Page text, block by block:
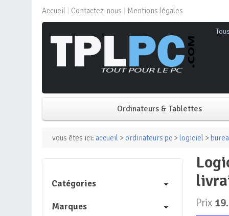
Accueil Contactez-nous Mentions légales
Ordinateurs & Tablettes
PC de bureau
Mini PC
PC Tout-en-un
vous êtes ici: accueil > ordinateurs pc > logiciel >
logiciel – microsoft – office 2019 pro plus – 1 pc – windows 10 –
Prix
Catégories
Marques